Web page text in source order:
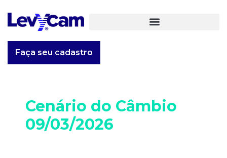
Faça seu cadastro
Cenário do Câmbio
09/03/2026